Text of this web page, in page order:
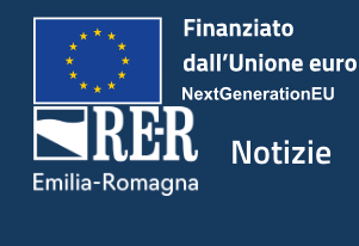
Notizie